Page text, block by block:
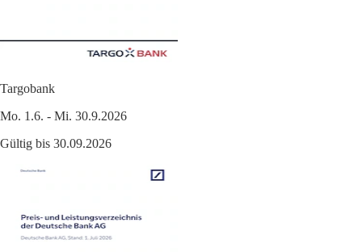
Targobank
Mo. 1.6. - Mi. 30.9.2026
Gültig bis 30.09.2026